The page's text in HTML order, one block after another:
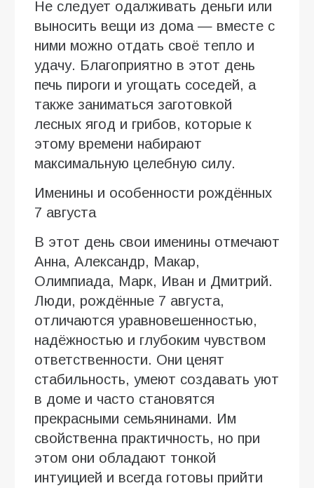
Не следует одалживать деньги или
выносить вещи из дома — вместе с
ними можно отдать своё тепло и
удачу. Благоприятно в этот день
печь пироги и угощать соседей, а
также заниматься заготовкой
лесных ягод и грибов, которые к
этому времени набирают
максимальную целебную силу.
Именины и особенности рождённых
7 августа
В этот день свои именины отмечают
Анна, Александр, Макар,
Олимпиада, Марк, Иван и Дмитрий.
Люди, рождённые 7 августа,
отличаются уравновешенностью,
надёжностью и глубоким чувством
ответственности. Они ценят
стабильность, умеют создавать уют
в доме и часто становятся
прекрасными семьянинами. Им
свойственна практичность, но при
этом они обладают тонкой
интуицией и всегда готовы прийти